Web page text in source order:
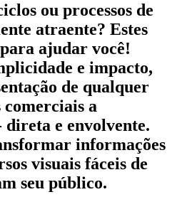
ou processos de
atraente? Estes
ajudar você!
e impacto,
de qualquer
comerciais a
direta e envolvente.
informações
visuais fáceis de
seu público.